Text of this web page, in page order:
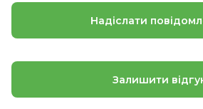
Надіслати
Залишити